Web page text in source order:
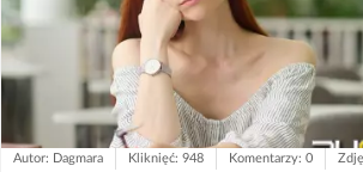
Autor: Dagmara Kliknięć: 948 Komentarzy: 0